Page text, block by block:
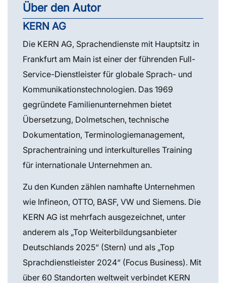
Über den Autor
KERN AG
Die KERN AG, Sprachendienste mit Hauptsitz in
Frankfurt am Main ist einer der führenden Full-
Service-Dienstleister für globale Sprach- und
Kommunikationstechnologien. Das 1969
gegründete Familienunternehmen bietet
Übersetzung, Dolmetschen, technische
Dokumentation, Terminologiemanagement,
Sprachentraining und interkulturelles Training
für internationale Unternehmen an.
Zu den Kunden zählen namhafte Unternehmen
wie Infineon, OTTO, BASF, VW und Siemens. Die
KERN AG ist mehrfach ausgezeichnet, unter
anderem als „Top Weiterbildungsanbieter
Deutschlands 2025“ (Stern) und als „Top
Sprachdienstleister 2024“ (Focus Business). Mit
über 60 Standorten weltweit verbindet KERN